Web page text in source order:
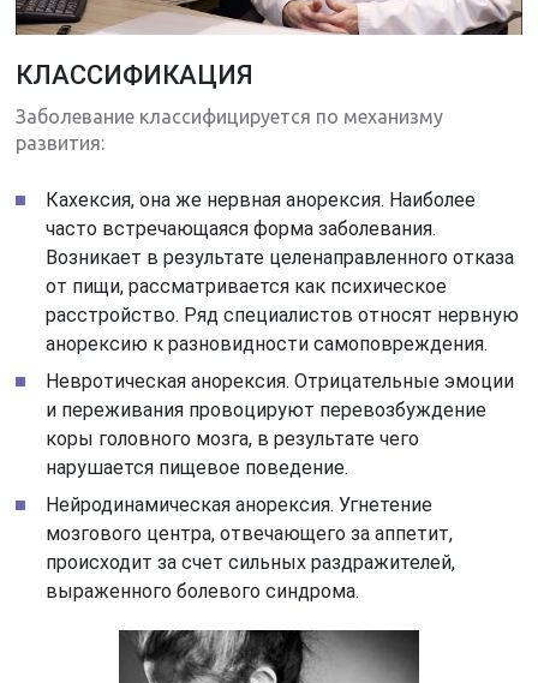
КЛАССИФИКАЦИЯ
Заболевание классифицируется по механизму
развития:
Кахексия, она же нервная анорексия. Наиболее
часто встречающаяся форма заболевания.
Возникает в результате целенаправленного отказа
от пищи, рассматривается как психическое
расстройство. Ряд специалистов относят нервную
анорексию к разновидности самоповреждения.
Невротическая анорексия. Отрицательные эмоции
и переживания провоцируют перевозбуждение
коры головного мозга, в результате чего
нарушается пищевое поведение.
Нейродинамическая анорексия. Угнетение
мозгового центра, отвечающего за аппетит,
происходит за счет сильных раздражителей,
выраженного болевого синдрома.